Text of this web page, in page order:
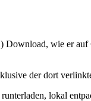
Download, wie er
der dort
lokal